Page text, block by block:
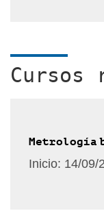
Cursos
Metrología
Inicio: 14/09/